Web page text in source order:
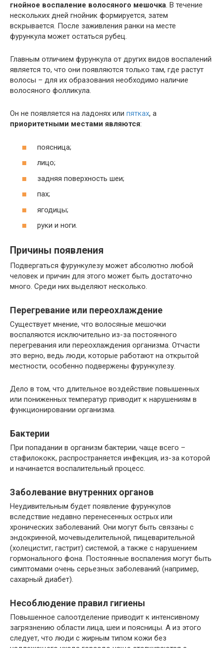
гнойное воспаление волосяного мешочка. В течение
нескольких дней гнойник формируется, затем
вскрывается. После заживления ранки на месте
фурункула может остаться рубец.
Главным отличием фурункула от других видов воспалений
является то, что они появляются только там, где растут
волосы – для их образования необходимо наличие
волосяного фолликула.
Он не появляется на ладонях или пятках, а
приоритетными местами являются:
поясница;
лицо;
задняя поверхность шеи;
пах;
ягодицы;
руки и ноги.
Причины появления
Подвергаться фурункулезу может абсолютно любой
человек и причин для этого может быть достаточно
много. Среди них выделяют несколько.
Перегревание или переохлаждение
Существует мнение, что волосяные мешочки
воспаляются исключительно из-за постоянного
перегревания или переохлаждения организма. Отчасти
это верно, ведь люди, которые работают на открытой
местности, особенно подвержены фурункулезу.
Дело в том, что длительное воздействие повышенных
или пониженных температур приводит к нарушениям в
функционировании организма.
Бактерии
При попадании в организм бактерии, чаще всего –
стафилококк, распространяется инфекция, из-за которой
и начинается воспалительный процесс.
Заболевание внутренних органов
Неудивительным будет появление фурункулов
вследствие недавно перенесенных острых или
хронических заболеваний. Они могут быть связаны с
эндокринной, мочевыделительной, пищеварительной
(холецистит, гастрит) системой, а также с нарушением
гормонального фона. Постоянные воспаления могут быть
симптомами очень серьезных заболеваний (например,
сахарный диабет).
Несоблюдение правил гигиены
Повышенное салоотделение приводит к интенсивному
загрязнению области лица, шеи и поясницы. А из этого
следует, что люди с жирным типом кожи без